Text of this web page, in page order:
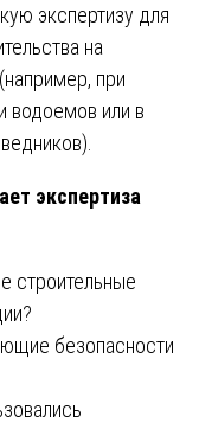
экспертизу для
на
при
водоемов или в
экспертиза
строительные
безопасности